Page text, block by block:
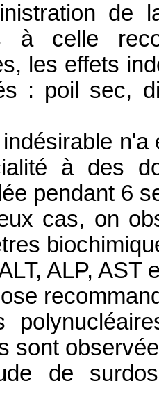
de
à celle
les effets
: poil sec,
à des
pendant 6
cas, on
ALP, AST
sont
de